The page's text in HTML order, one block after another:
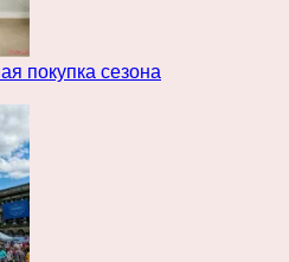
покупка сезона